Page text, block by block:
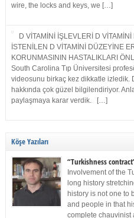
wire, the locks and keys, we […]
D VİTAMİNİ İŞLEVLERİ D
İSTENİLEN D VİTAMİNİ DÜZEYİNE
KORUNMASININ HASTALIKLARI
South Carolina Tıp Üniversitesi
videosunu birkaç kez dikkatle izledik.
hakkında çok güzel bilgilendiriyor.
paylaşmaya karar verdik. […]
Köşe Yazıları
“Turkishness
Involvement of the
long history
history is not one to
and people in that
complete chauvinist